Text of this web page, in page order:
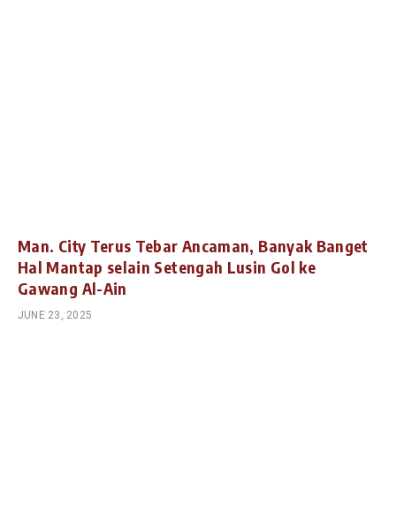
Man. City Terus Tebar Ancaman, Banyak Banget
Hal Mantap selain Setengah Lusin Gol ke
Gawang Al-Ain
JUNE 23, 2025